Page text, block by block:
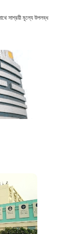
সাশ্রয়ী মূল্যে উপলব্ধ